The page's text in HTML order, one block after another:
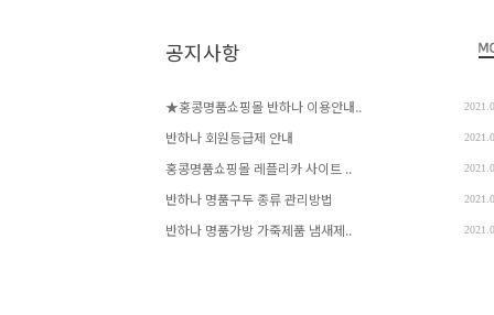
공지사항
★홍콩명품쇼핑몰 반하나 이용안내..
반하나 회원등급제 안내
홍콩명품쇼핑몰 레플리카 사이트 ..
반하나 명품구두 종류 관리방법
반하나 명품가방 가죽제품 냄새제..